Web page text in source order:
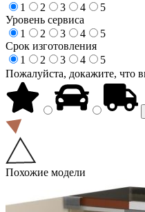
1
2 3 4
5
Уровень сервиса
1
2 3 4
5
Срок изготовления
1
2 3 4
5
Пожалуйста, докажите, что
Похожие модели